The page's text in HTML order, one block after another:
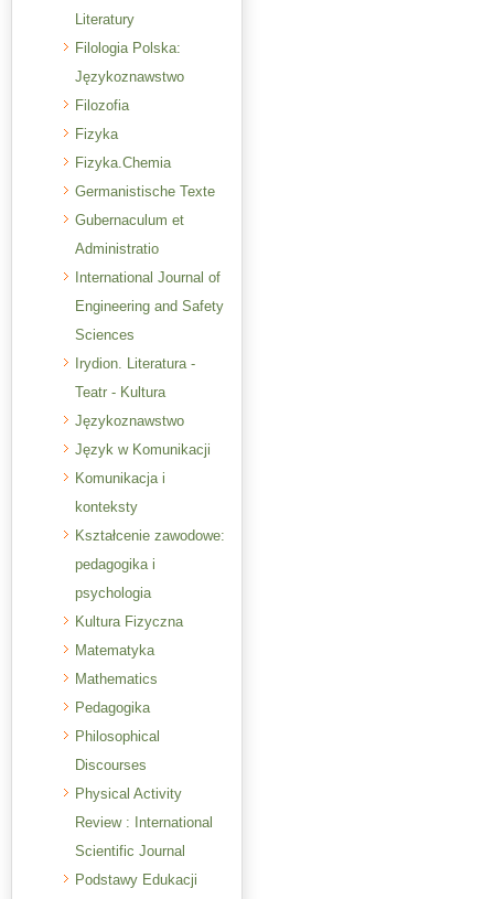
Literatury
Filologia Polska:
Językoznawstwo
Filozofia
Fizyka
Fizyka.Chemia
Germanistische Texte
Gubernaculum et
Administratio
International Journal of
Engineering and Safety
Sciences
Irydion. Literatura -
Teatr - Kultura
Językoznawstwo
Język w Komunikacji
Komunikacja i
konteksty
Kształcenie zawodowe:
pedagogika i
psychologia
Kultura Fizyczna
Matematyka
Mathematics
Pedagogika
Philosophical
Discourses
Physical Activity
Review : International
Scientific Journal
Podstawy Edukacji